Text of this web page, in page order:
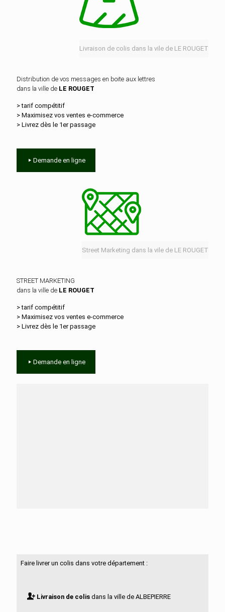
Livraison de colis dans la vile de LE ROUGET
Distribution de vos messages en boite aux lettres
dans la ville de LE ROUGET
> tarif compétitif
> Maximisez vos ventes e‑commerce
> Livrez dès le 1er passage
Demande en ligne
Street Marketing dans la vile de LE ROUGET
STREET MARKETING
dans la ville de LE ROUGET
> tarif compétitif
> Maximisez vos ventes e‑commerce
> Livrez dès le 1er passage
Demande en ligne
Faire livrer un colis dans votre département :
Livraison de colisdans la ville de ALBEPIERRE